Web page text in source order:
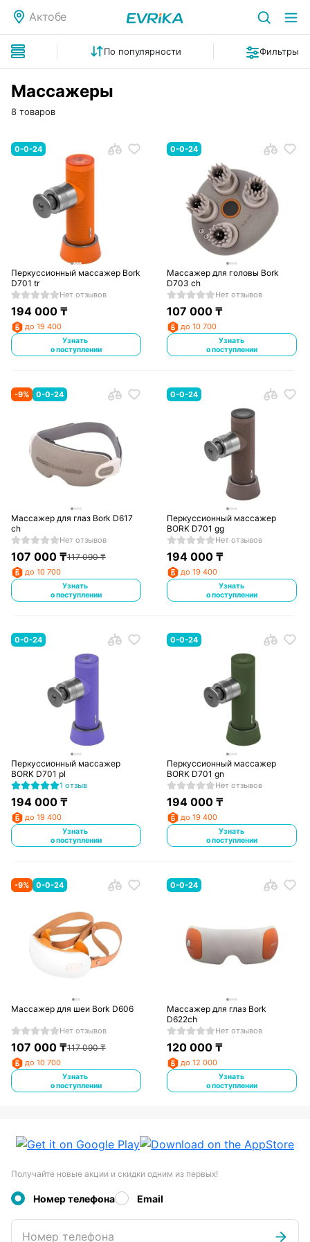
Актобе
По популярности Фильтры
Массажеры
8 товаров
0-0-24
Перкуссионный массажер Bork
D701 tr
Нет отзывов
194 000₸
до 19 400
Узнать
о поступлении
0-0-24
Массажер для головы Bork
D703 ch
Нет отзывов
107 000 ₸
до 10 700
Узнать
о поступлении
-9% 0-0-24
Массажер для глаз Bork D617
ch
Нет отзывов
107 000₸117 090₸
до 10 700
Узнать
о поступлении
0-0-24
Перкуссионный массажер
BORK D701 gg
Нет отзывов
194 000 ₸
до 19 400
Узнать
о поступлении
0-0-24
Перкуссионный массажер
BORK D701 pl
1 отзыв
194 000₸
до 19 400
Узнать
о поступлении
0-0-24
Перкуссионный массажер
BORK D701 gn
Нет отзывов
194 000 ₸
до 19 400
Узнать
о поступлении
-9% 0-0-24
Массажер для шеи Bork D606
Нет отзывов
107 000₸117 090₸
до 10 700
Узнать
о поступлении
0-0-24
Массажер для глаз Bork
D622ch
Нет отзывов
120 000 ₸
до 12 000
Узнать
о поступлении
Получайте новые акции и скидки одним из первых!
Номер телефона Email
Номер телефона